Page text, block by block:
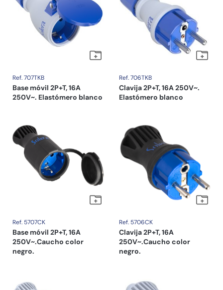
Ref. 707TKB
Base móvil 2P+T, 16A
250V~. Elastómero blanco
Ref. 706TKB
Clavija 2P+T, 16A 250V~.
Elastómero blanco
Ref. 5707CK
Base móvil 2P+T, 16A
250V~.Caucho color
negro.
Ref. 5706CK
Clavija 2P+T, 16A
250V~.Caucho color
negro.